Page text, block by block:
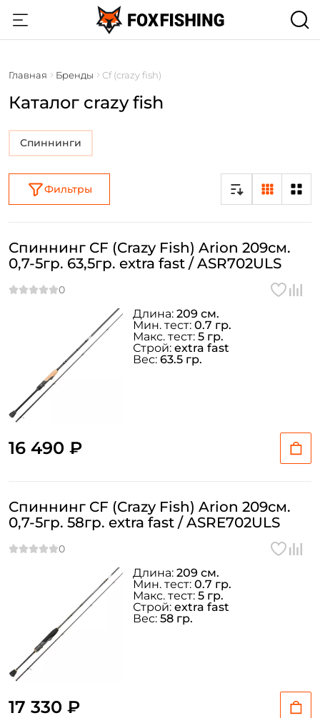
Главная Бренды Cf (crazy fish)
Каталог crazy fish
Спиннинги
Фильтры
Спиннинг CF (Crazy Fish) Arion 209см.
0,7-5гр. 63,5гр. extra fast / ASR702ULS
16 490 ₽
Длина: 209 см.
Мин. тест: 0.7 гр.
Макс. тест: 5 гр.
Строй: extra fast
Вес: 63.5 гр.
Спиннинг CF (Crazy Fish) Arion 209см.
0,7-5гр. 58гр. extra fast / ASRE702ULS
17 330 ₽
Длина: 209 см.
Мин. тест: 0.7 гр.
Макс. тест: 5 гр.
Строй: extra fast
Вес: 58 гр.